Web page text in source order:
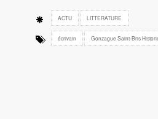
ACTU LITTERATURE
écrivain Gonzague Saint-Bris